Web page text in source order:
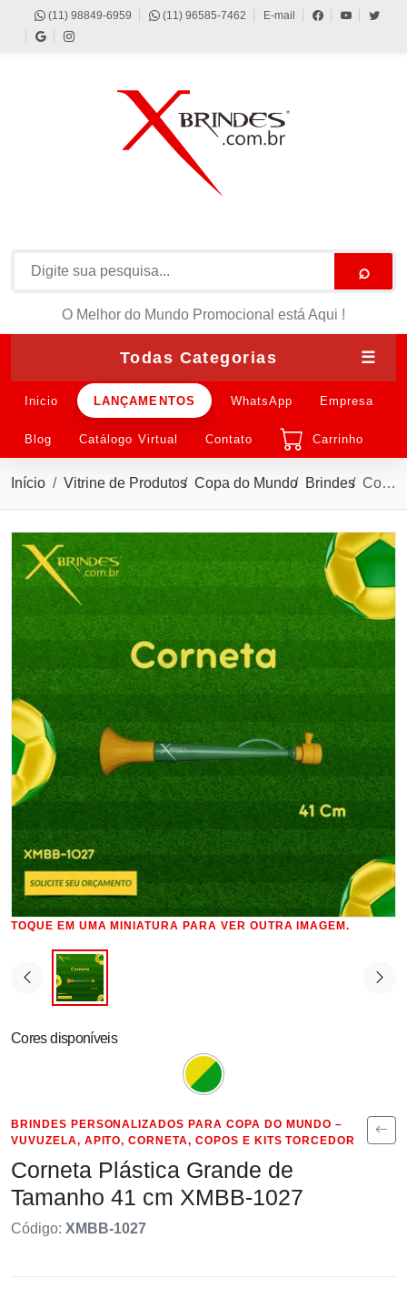
(11) 98849-6959 (11) 96585-7462 E-mail
⌕
O Melhor do Mundo Promocional está Aqui !
Todas Categorias ☰
Inicio LANÇAMENTOS WhatsApp Empresa
Blog Catálogo Virtual Contato Carrinho
Início Vitrine de Produtos Copa do Mundo Brindes Corneta Plástica Grande de Tamanho 41 cm XMBB-1027
TOQUE EM UMA MINIATURA PARA VER OUTRA IMAGEM.
Cores disponíveis
BRINDES PERSONALIZADOS PARA COPA DO MUNDO –
VUVUZELA, APITO, CORNETA, COPOS E KITS TORCEDOR
Corneta Plástica Grande de
Tamanho 41 cm XMBB-1027
Código: XMBB-1027